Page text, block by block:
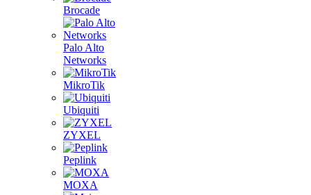
Brocade
Palo Alto
Networks
MikroTik
Ubiquiti
ZYXEL
Peplink
MOXA